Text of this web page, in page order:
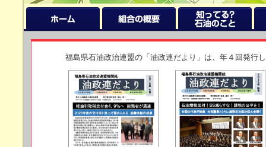
福島県石油政治連盟の「油政連だより」は、年４回発行